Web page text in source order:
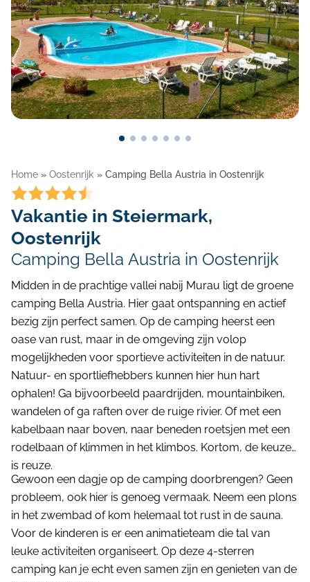
Blog
Home » Oostenrijk » Camping Bella Austria in Oostenrijk
Vakantie in Steiermark,
Oostenrijk
Camping Bella Austria in Oostenrijk
Midden in de prachtige vallei nabij Murau ligt de groene
camping Bella Austria. Hier gaat ontspanning en actief
bezig zijn perfect samen. Op de camping heerst een
oase van rust, maar in de omgeving zijn volop
mogelijkheden voor sportieve activiteiten in de natuur.
Natuur- en sportliefhebbers kunnen hier hun hart
ophalen! Ga bijvoorbeeld paardrijden, mountainbiken,
wandelen of ga raften over de ruige rivier. Of met een
kabelbaan naar boven, naar beneden roetsjen met een
rodelbaan of klimmen in het klimbos. Kortom, de keuze
is reuze.
Gewoon een dagje op de camping doorbrengen? Geen
probleem, ook hier is genoeg vermaak. Neem een plons
in het zwembad of kom helemaal tot rust in de sauna.
Voor de kinderen is er een animatieteam die tal van
leuke activiteiten organiseert. Op deze 4-sterren
camping kan je echt even samen zijn en genieten van de